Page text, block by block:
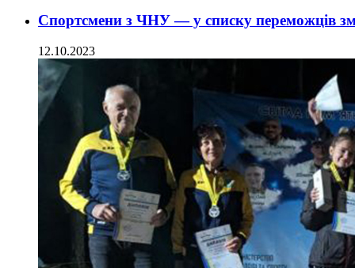
Спортсмени з ЧНУ — у списку переможців
12.10.2023